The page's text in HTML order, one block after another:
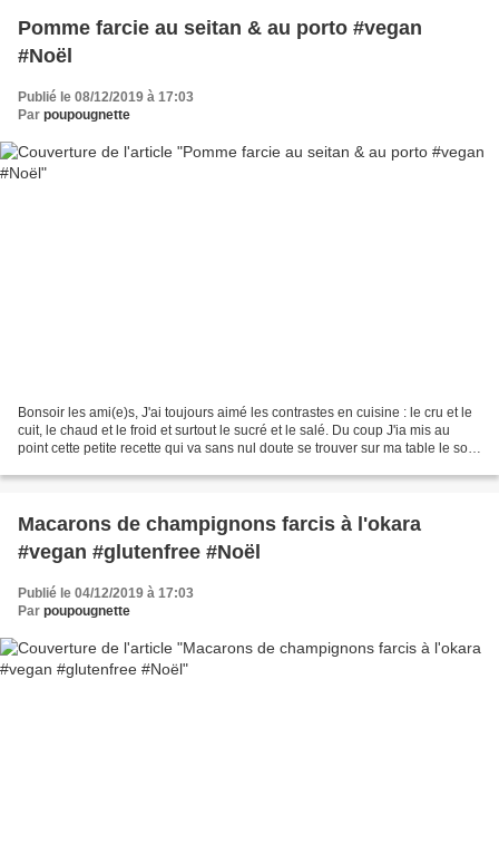
Pomme farcie au seitan & au porto #vegan
#Noël
Publié le 08/12/2019 à 17:03
Par poupougnette
Bonsoir les ami(e)s, J'ai toujours aimé les contrastes en cuisine : le cru et le
cuit, le chaud et le froid et surtout le sucré et le salé. Du coup J'ia mis au
point cette petite recette qui va sans nul doute se trouver sur ma table le soir
Macarons de champignons farcis à l'okara
#vegan #glutenfree #Noël
Publié le 04/12/2019 à 17:03
Par poupougnette